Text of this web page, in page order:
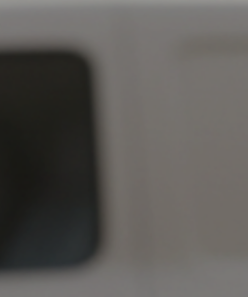
desenvolupament del negoci i al possible aterratge a